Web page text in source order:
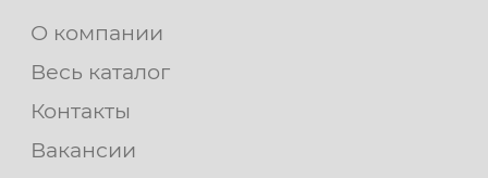
О компании
Весь каталог
Контакты
Вакансии